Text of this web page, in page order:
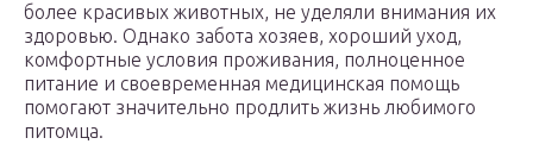
более красивых животных, не уделяли внимания их
здоровью. Однако забота хозяев, хороший уход,
комфортные условия проживания, полноценное
питание и своевременная медицинская помощь
помогают значительно продлить жизнь любимого
питомца.